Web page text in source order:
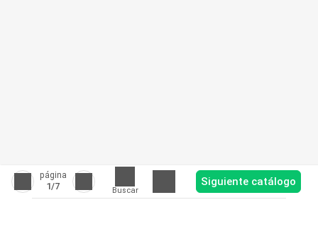
página
1/7 Buscar
Siguiente catálogo